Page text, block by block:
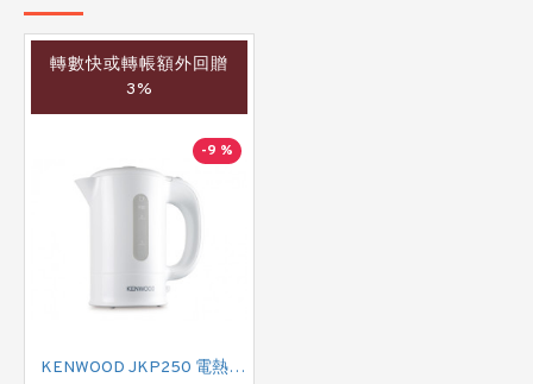
轉數快或轉帳額外回贈
3%
-9 %
KENWOOD JKP250 電熱水壺